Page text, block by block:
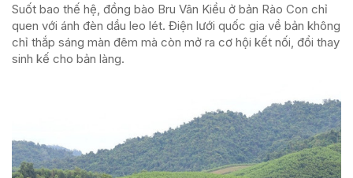
Suốt bao thế hệ, đồng bào Bru Vân Kiều ở bản Rào Con chỉ
quen với ánh đèn dầu leo lét. Điện lưới quốc gia về bản không
chỉ thắp sáng màn đêm mà còn mở ra cơ hội kết nối, đổi thay
sinh kế cho bản làng.